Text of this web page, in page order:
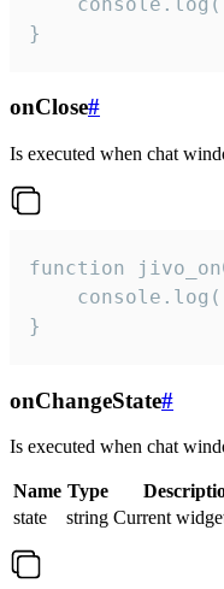
}
onClose#
Is executed when chat
function
}
onChangeState#
Is executed when chat
Name Type
state
string Current